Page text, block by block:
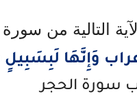
التالية من سورة
وَإِنَّهَا